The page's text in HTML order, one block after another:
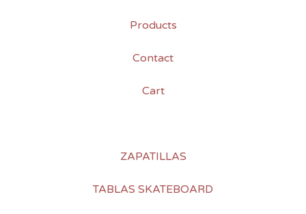
Products
Contact
Cart
ZAPATILLAS
TABLAS SKATEBOARD